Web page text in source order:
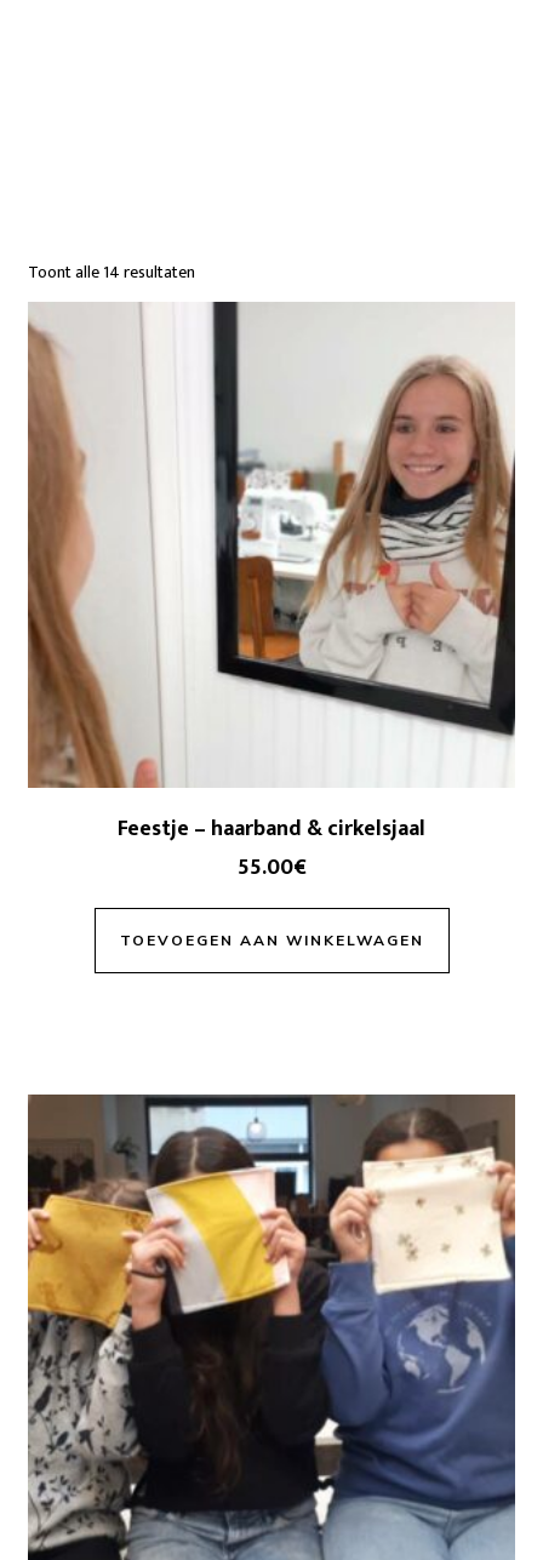
Toont alle 14 resultaten
Feestje – haarband & cirkelsjaal
55.00€
TOEVOEGEN AAN WINKELWAGEN